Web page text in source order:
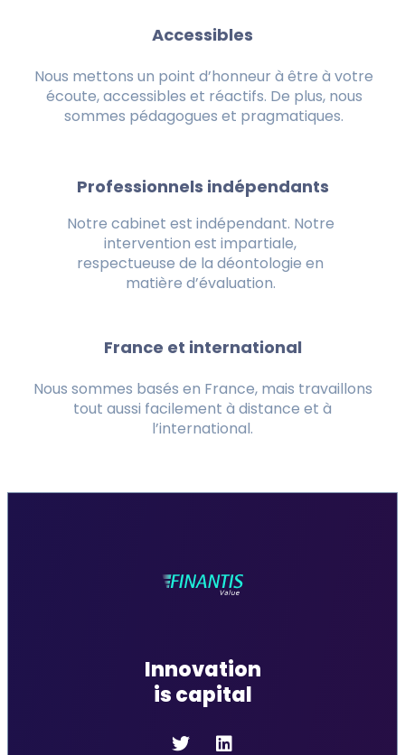
Accessibles
Nous mettons un point d’honneur à être à votre
écoute, accessibles et réactifs. De plus, nous
sommes pédagogues et pragmatiques.
Professionnels indépendants
Notre cabinet est indépendant. Notre
intervention est impartiale,
respectueuse de la déontologie en
matière d’évaluation.
France et international
Nous sommes basés en France, mais travaillons
tout aussi facilement à distance et à
l’international.
Innovation
is capital